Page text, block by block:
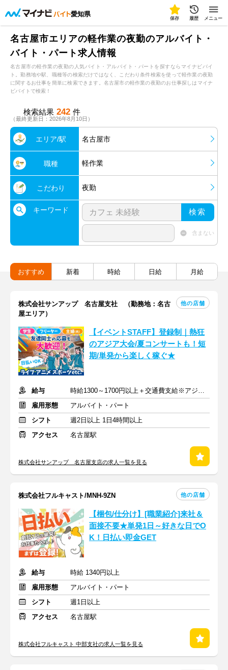
愛知県
保存 履歴 メニュー
名古屋市エリアの軽作業の夜勤のアルバイト・
バイト・パート求人情報
名古屋市の軽作業の夜勤の人気バイト・アルバイト・パートを探すならマイナビバイ
ト。勤務地や駅、職種等の検索だけではなく、こだわり条件検索を使って軽作業の夜勤
に関するお仕事を簡単に検索できます。名古屋市の軽作業の夜勤のお仕事探しはマイナ
ビバイトで検索！
検索結果 242 件
（最終更新日：2026年8月10日）
エリア/駅 名古屋市
職種 軽作業
こだわり 夜勤
キーワード 検索
含まない
おすすめ 新着 時給 日給 月給
株式会社サンアップ 名古屋支社 （勤務地：名古
屋エリア）
他の店舗
【イベントSTAFF】登録制｜熱狂
のアジア大会/夏コンサートも！短
期/単発から楽しく稼ぐ★
給与
時給1300～1700円以上＋交通費支給※アジア大会手当もあり
雇用形態
アルバイト・パート
シフト
週2日以上 1日4時間以上
アクセス
名古屋駅
株式会社サンアップ 名古屋支店の求人一覧を見る
株式会社フルキャスト/MNH-9ZN 他の店舗
【梱包/仕分け】[職業紹介]来社＆
面接不要★単発1日～好きな日でO
K！日払い即金GET
給与
時給 1340円以上
雇用形態
アルバイト・パート
シフト
週1日以上
アクセス
名古屋駅
株式会社フルキャスト 中部支社の求人一覧を見る